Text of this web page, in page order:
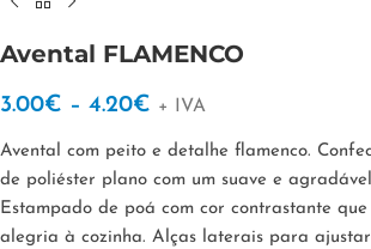
Avental FLAMENCO
3.00€ – 4.20€ + IVA
Avental com peito e detalhe flamenco.
de poliéster plano com um suave e
Estampado de poá com cor contrastante
alegria à cozinha. Alças laterais para